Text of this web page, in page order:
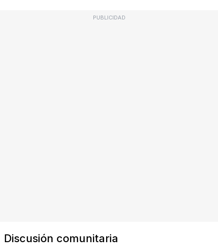
PUBLICIDAD
Discusión comunitaria